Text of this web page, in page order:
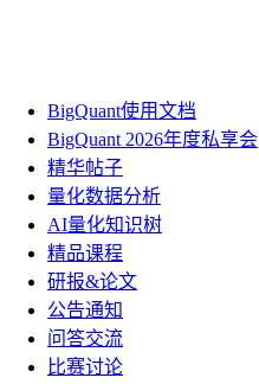
BigQuant使用文档
BigQuant 2026年度私享会
精华帖子
量化数据分析
AI量化知识树
精品课程
研报&论文
公告通知
问答交流
比赛讨论